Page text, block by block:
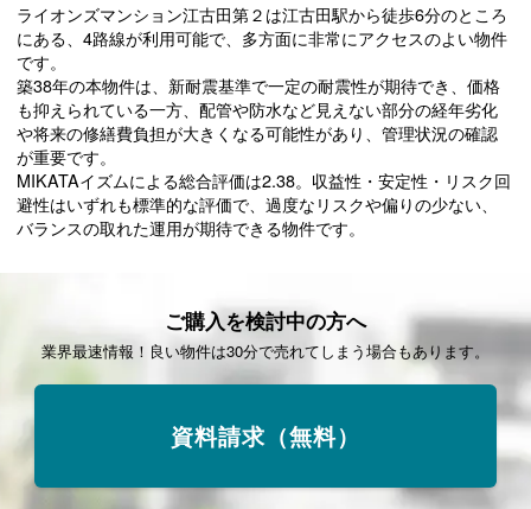
ライオンズマンション江古田第２は江古田駅から徒歩6分のところ
にある、4路線が利用可能で、多方面に非常にアクセスのよい物件
です。
築38年の本物件は、新耐震基準で一定の耐震性が期待でき、価格
も抑えられている一方、配管や防水など見えない部分の経年劣化
や将来の修繕費負担が大きくなる可能性があり、管理状況の確認
が重要です。
MIKATAイズムによる総合評価は2.38。収益性・安定性・リスク回
避性はいずれも標準的な評価で、過度なリスクや偏りの少ない、
バランスの取れた運用が期待できる物件です。
ご購入を検討中の方へ
業界最速情報！良い物件は30分で売れてしまう場合もあります。
資料請求（無料）